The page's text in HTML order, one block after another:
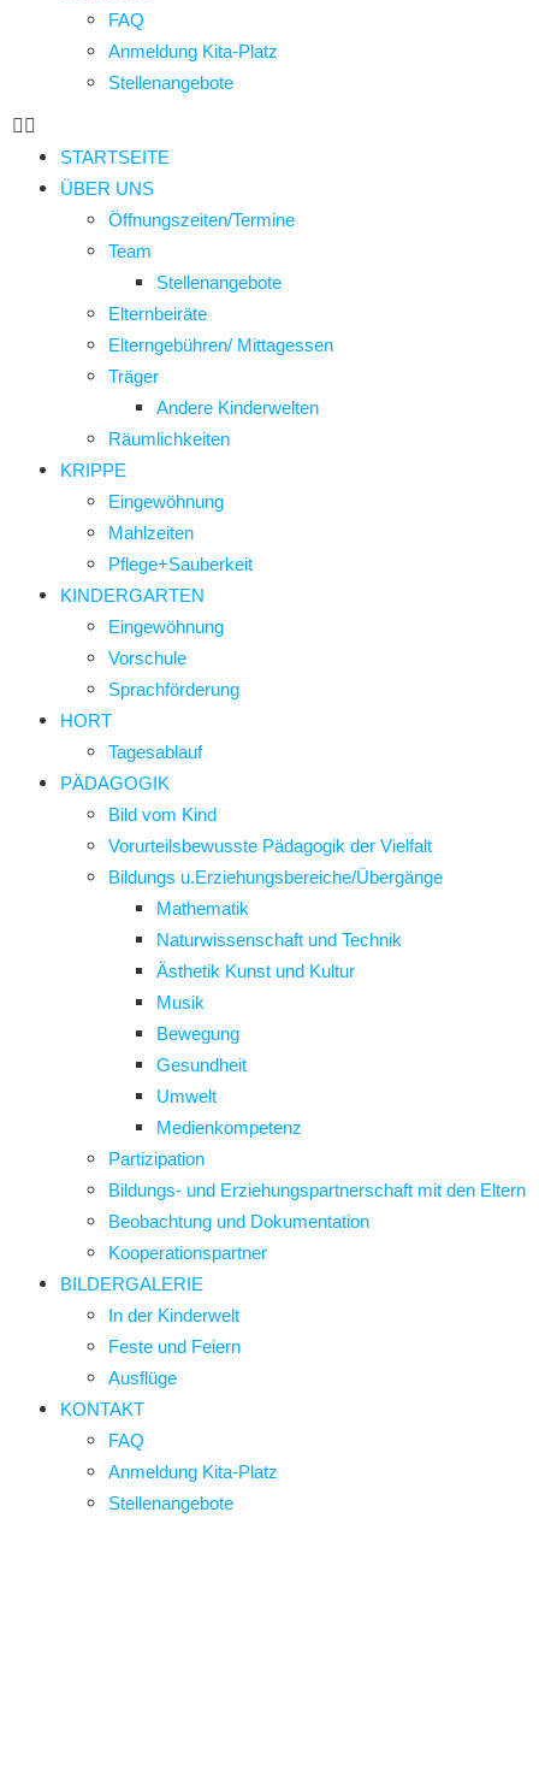
FAQ
Anmeldung Kita-Platz
Stellenangebote
STARTSEITE
ÜBER UNS
Öffnungszeiten/Termine
Team
Stellenangebote
Elternbeiräte
Elterngebühren/ Mittagessen
Träger
Andere Kinderwelten
Räumlichkeiten
KRIPPE
Eingewöhnung
Mahlzeiten
Pflege+Sauberkeit
KINDERGARTEN
Eingewöhnung
Vorschule
Sprachförderung
HORT
Tagesablauf
PÄDAGOGIK
Bild vom Kind
Vorurteilsbewusste Pädagogik der Vielfalt
Bildungs u.Erziehungsbereiche/Übergänge
Mathematik
Naturwissenschaft und Technik
Ästhetik Kunst und Kultur
Musik
Bewegung
Gesundheit
Umwelt
Medienkompetenz
Partizipation
Bildungs- und Erziehungspartnerschaft mit den Eltern
Beobachtung und Dokumentation
Kooperationspartner
BILDERGALERIE
In der Kinderwelt
Feste und Feiern
Ausflüge
KONTAKT
FAQ
Anmeldung Kita-Platz
Stellenangebote